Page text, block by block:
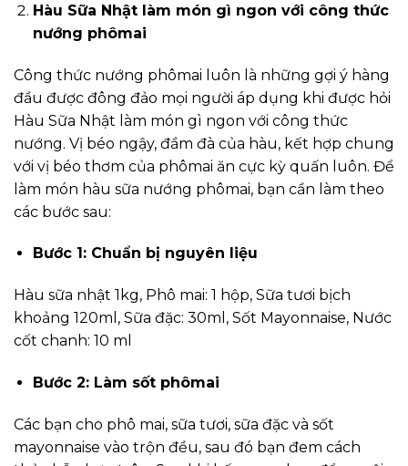
Hàu Sữa Nhật làm món gì ngon với công thức
nướng phômai
Công thức nướng phômai luôn là những gợi ý hàng
đầu được đông đảo mọi người áp dụng khi được hỏi
Hàu Sữa Nhật làm món gì ngon với công thức
nướng. Vị béo ngậy, đầm đà của hàu, kết hợp chung
với vị béo thơm của phômai ăn cực kỳ quấn luôn. Để
làm món hàu sữa nướng phômai, bạn cần làm theo
các bước sau:
Bước 1: Chuẩn bị nguyên liệu
Hàu sữa nhật 1kg, Phô mai: 1 hộp, Sữa tươi bịch
khoảng 120ml, Sữa đặc: 30ml, Sốt Mayonnaise, Nước
cốt chanh: 10 ml
Bước 2: Làm sốt phômai
Các bạn cho phô mai, sữa tươi, sữa đặc và sốt
mayonnaise vào trộn đều, sau đó bạn đem cách